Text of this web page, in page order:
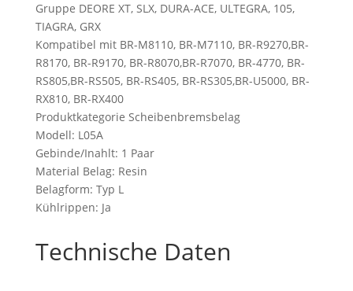
Gruppe DEORE XT, SLX, DURA-ACE, ULTEGRA, 105,
TIAGRA, GRX
Kompatibel mit BR-M8110, BR-M7110, BR-R9270,BR-
R8170, BR-R9170, BR-R8070,BR-R7070, BR-4770, BR-
RS805,BR-RS505, BR-RS405, BR-RS305,BR-U5000, BR-
RX810, BR-RX400
Produktkategorie Scheibenbremsbelag
Modell: L05A
Gebinde/Inahlt: 1 Paar
Material Belag: Resin
Belagform: Typ L
Kühlrippen: Ja
Technische Daten